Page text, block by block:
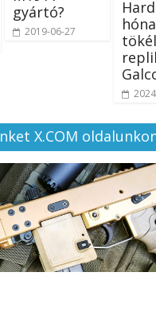
gyártó?
2019-06-27
Hard
X.COM